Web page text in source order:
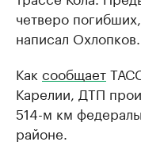
четверо
написал Охлопков.
Как сообщает
Карелии, ДТП
514-м км
районе.